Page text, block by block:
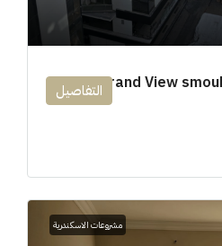
التفاصيل
مشروعات الاسكندرية